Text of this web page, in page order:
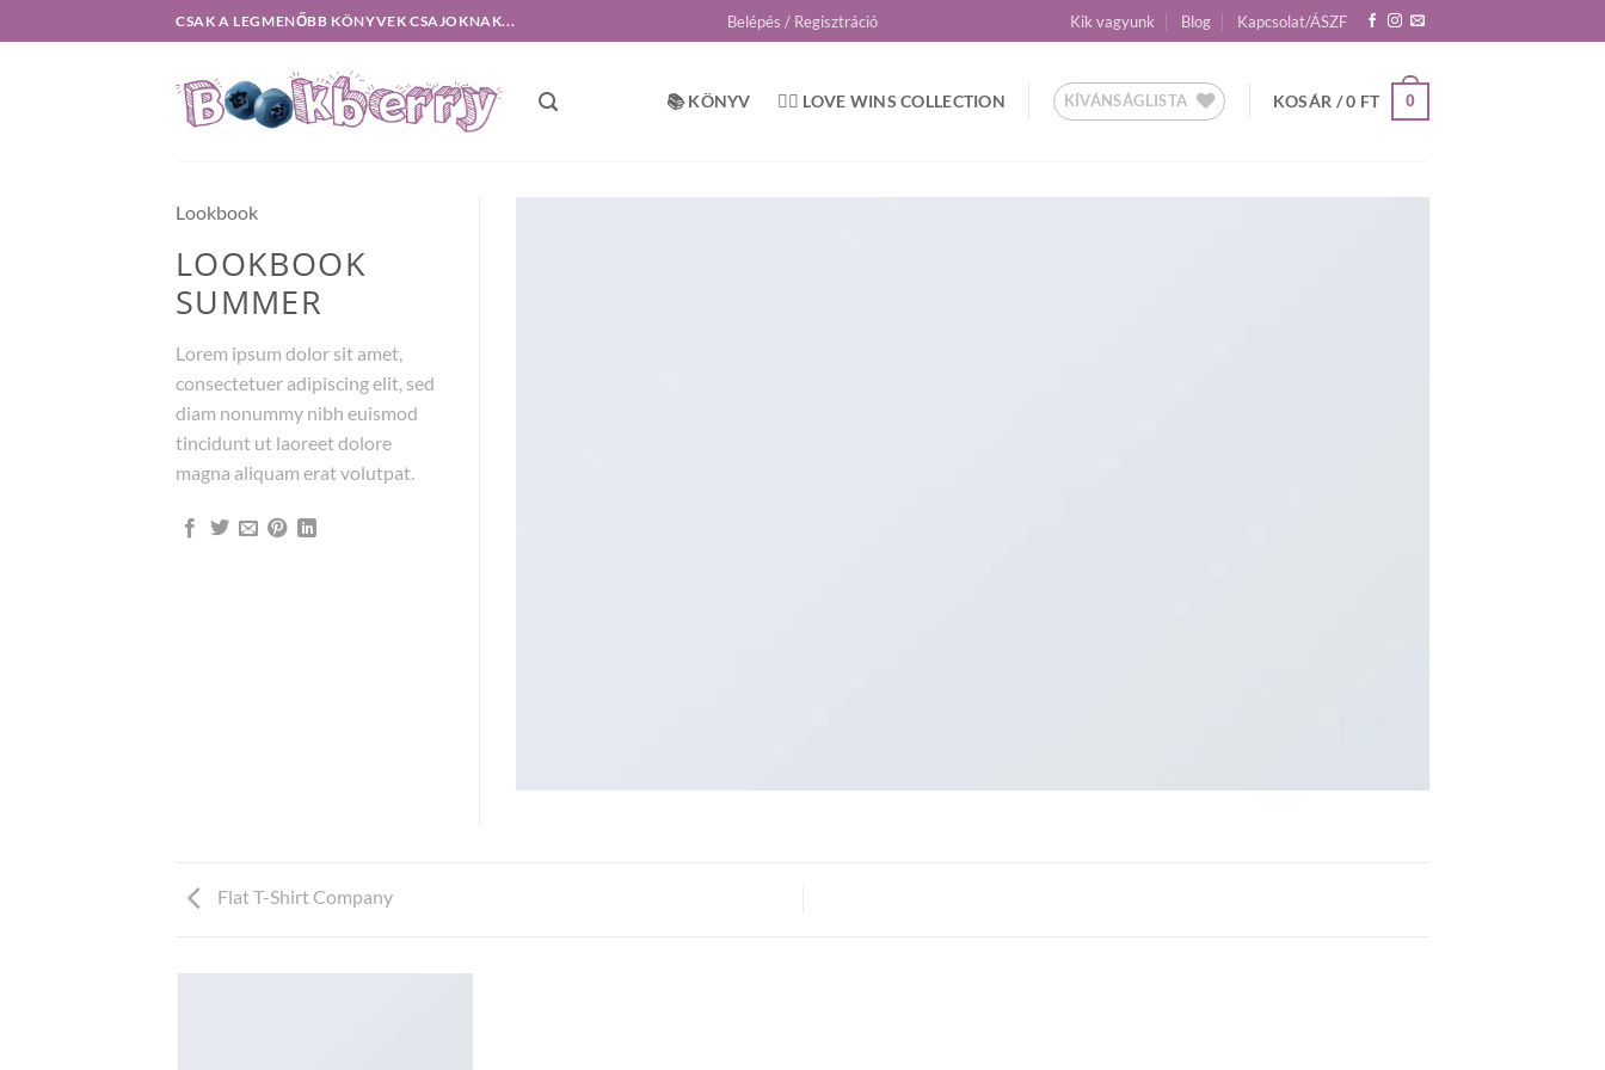
to
CSAK A LEGMENŐBB KÖNYVEK CSAJOKNAK... Belépés / Regisztráció Kik vagyunk Blog Kapcsolat/ÁSZF
📚 KÖNYV 🏳️‍🌈 LOVE WINS COLLECTION KÍVÁNSÁGLISTA KOSÁR /0 FT 0
Lookbook
LOOKBOOK
SUMMER
Lorem ipsum dolor sit amet,
consectetuer adipiscing elit, sed
diam nonummy nibh euismod
tincidunt ut laoreet dolore
magna aliquam erat volutpat.
Flat T-Shirt Company